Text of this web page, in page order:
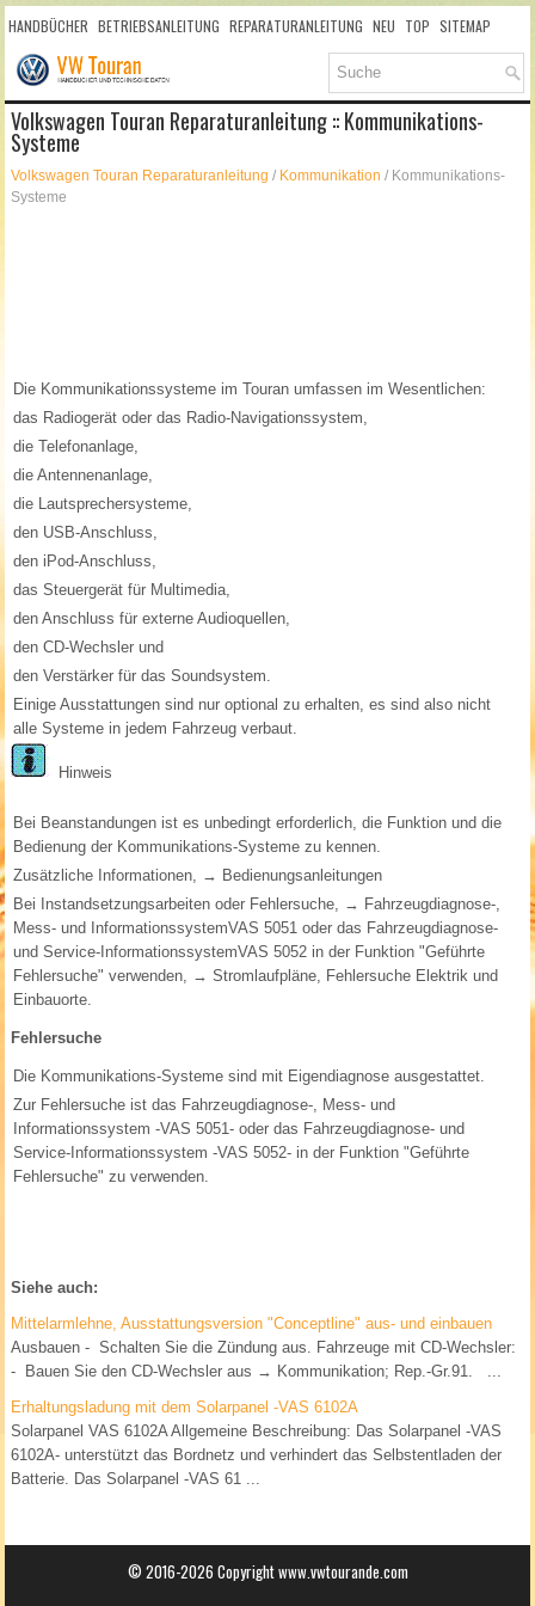
HANDBÜCHER BETRIEBSANLEITUNG REPARATURANLEITUNG NEU TOP SITEMAP
SUCHLAUF
Volkswagen Touran Reparaturanleitung :: Kommunikations-
Systeme
Volkswagen Touran Reparaturanleitung / Kommunikation / Kommunikations-
Systeme
Die Kommunikationssysteme im Touran umfassen im Wesentlichen:
das Radiogerät oder das Radio-Navigationssystem,
die Telefonanlage,
die Antennenanlage,
die Lautsprechersysteme,
den USB-Anschluss,
den iPod-Anschluss,
das Steuergerät für Multimedia,
den Anschluss für externe Audioquellen,
den CD-Wechsler und
den Verstärker für das Soundsystem.
Einige Ausstattungen sind nur optional zu erhalten, es sind also nicht
alle Systeme in jedem Fahrzeug verbaut.
Hinweis
Bei Beanstandungen ist es unbedingt erforderlich, die Funktion und die
Bedienung der Kommunikations-Systeme zu kennen.
Zusätzliche Informationen, → Bedienungsanleitungen
Bei Instandsetzungsarbeiten oder Fehlersuche, → Fahrzeugdiagnose-,
Mess- und InformationssystemVAS 5051 oder das Fahrzeugdiagnose-
und Service-InformationssystemVAS 5052 in der Funktion "Geführte
Fehlersuche" verwenden, → Stromlaufpläne, Fehlersuche Elektrik und
Einbauorte.
Fehlersuche
Die Kommunikations-Systeme sind mit Eigendiagnose ausgestattet.
Zur Fehlersuche ist das Fahrzeugdiagnose-, Mess- und
Informationssystem -VAS 5051- oder das Fahrzeugdiagnose- und
Service-Informationssystem -VAS 5052- in der Funktion "Geführte
Fehlersuche" zu verwenden.
Siehe auch:
Mittelarmlehne, Ausstattungsversion "Conceptline" aus- und einbauen
Ausbauen - Schalten Sie die Zündung aus. Fahrzeuge mit CD-Wechsler:
- Bauen Sie den CD-Wechsler aus → Kommunikation; Rep.-Gr.91. ...
Erhaltungsladung mit dem Solarpanel -VAS 6102A
Solarpanel VAS 6102A Allgemeine Beschreibung: Das Solarpanel -VAS
6102A- unterstützt das Bordnetz und verhindert das Selbstentladen der
Batterie. Das Solarpanel -VAS 61 ...
© 2016-2026 Copyright www.vwtourande.com